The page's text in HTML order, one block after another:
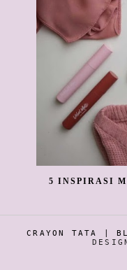
5 INSPIRASI
CRAYON TATA |